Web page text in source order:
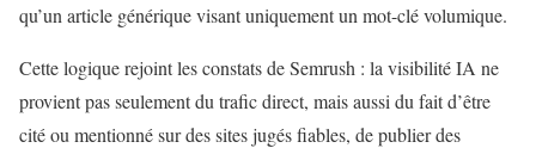
qu’un article générique visant uniquement un mot-clé volumique.
Cette logique rejoint les constats de Semrush : la visibilité IA ne
provient pas seulement du trafic direct, mais aussi du fait d’être
cité ou mentionné sur des sites jugés fiables, de publier des